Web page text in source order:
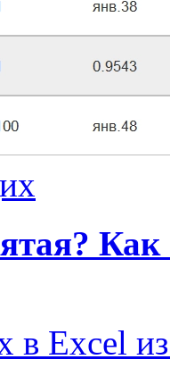
в Excel